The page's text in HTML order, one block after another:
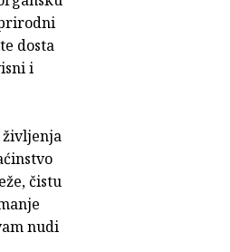
dosta
i
življenja
čistu
nudi